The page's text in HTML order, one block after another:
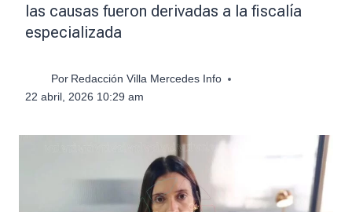
las causas fueron derivadas a la fiscalía
especializada
Por Redacción Villa Mercedes Info
22 abril, 2026 10:29 am